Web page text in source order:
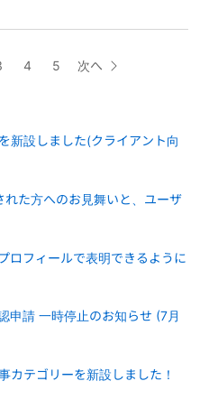
4 5 次へ
新設しました(クライアント向
れた方へのお見舞いと、ユーザ
ロフィールで表明できるように
申請 一時停止のお知らせ (7月
カテゴリーを新設しました！